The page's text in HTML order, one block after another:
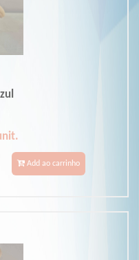
Add ao carrinho